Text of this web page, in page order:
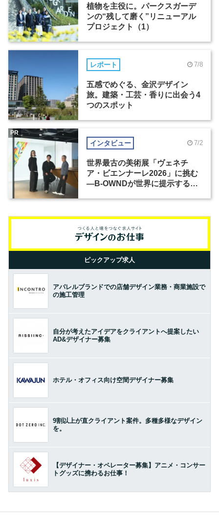
植物を主役に。パークスガーデ
ンの“残して磨く”リニューアル
プロジェクト（1）
レポート 7/8
五感でめぐる、金沢デザイン
旅。建築・工芸・香りに出会う4
つのスポット
インタビュー 7/2
世界最古の美術展「ヴェネチ
ア・ビエンナーレ2026」に挑む
―B-OWNDが世界に提示する美
PR
ピックアップ求人
アパレルブランドでの店舗デザイン業務・商業施設で
の施工管理
自分が考えたアイデアをクライアントへ提案したい
AD&デザイナー募集
ホテル・オフィス向け空間デザイナー募集
9割以上が直クライアント案件。多種多様なデザイン
を。
【デザイナー・オペレーター募集】アニメ・コンサー
トグッズに携わるお仕事！